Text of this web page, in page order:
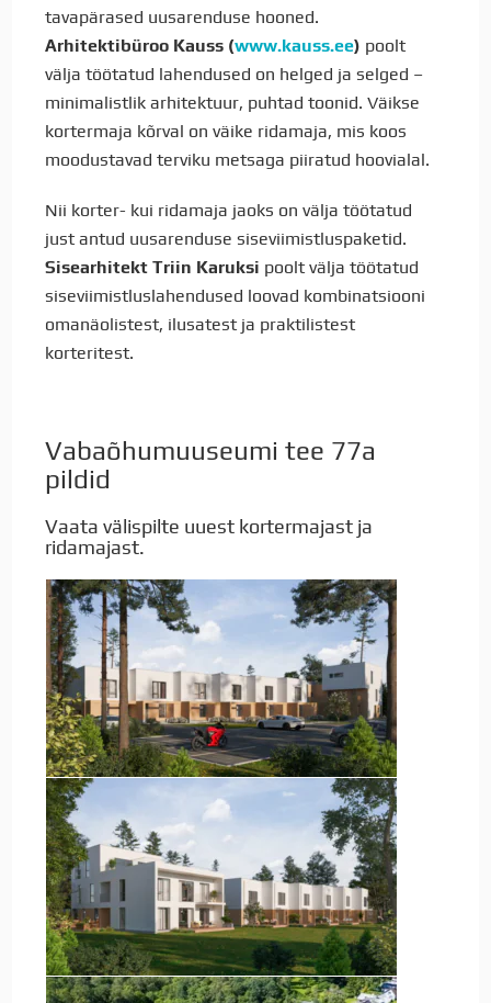
tavapärased uusarenduse hooned.
Arhitektibüroo Kauss (www.kauss.ee) poolt
välja töötatud lahendused on helged ja selged –
minimalistlik arhitektuur, puhtad toonid. Väikse
kortermaja kõrval on väike ridamaja, mis koos
moodustavad terviku metsaga piiratud hoovialal.
Nii korter- kui ridamaja jaoks on välja töötatud
just antud uusarenduse siseviimistluspaketid.
Sisearhitekt Triin Karuksi poolt välja töötatud
siseviimistluslahendused loovad kombinatsiooni
omanäolistest, ilusatest ja praktilistest
korteritest.
Vabaõhumuuseumi tee 77a
pildid
Vaata välispilte uuest kortermajast ja
ridamajast.